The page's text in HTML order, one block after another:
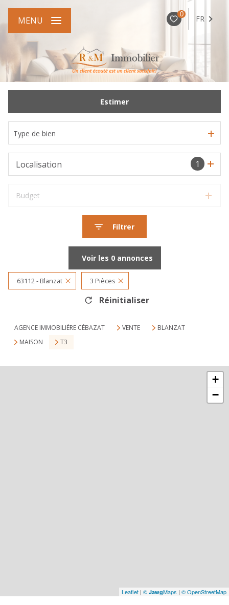
0 FR
MENU
Estimer
Type de bien
1
Localisation
Budget
Filtrer
Voir les 0annonces
63112 - Blanzat 3 Pièces
Réinitialiser
AGENCE IMMOBILIÈRE CÉBAZAT VENTE
BLANZAT
MAISON
T3
+
−
Leaflet | © JawgMaps | © OpenStreetMap